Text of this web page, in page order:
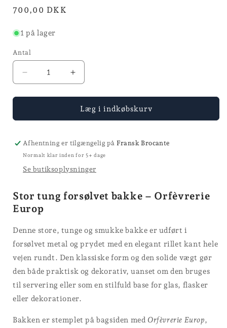
Normalpris
700,00 DKK
1 på lager
Antal
Reducer
antallet
for
bakke
Ø
35
Øg
antallet
for
Forsølvet
bakke
Ø
35
Læg i indkøbskurv
Afhentning er tilgængelig på Fransk Brocante
Normalt klar inden for 5+ dage
Se butiksoplysninger
Stor tung forsølvet bakke – Orfèvrerie
Europ
Denne store, tunge og smukke bakke er udført i
forsølvet metal og prydet med en elegant rillet kant hele
vejen rundt. Den klassiske form og den solide vægt gør
den både praktisk og dekorativ, uanset om den bruges
til servering eller som en stilfuld base for glas, flasker
eller dekorationer.
Bakken er stemplet på bagsiden med Orfèvrerie Europ,